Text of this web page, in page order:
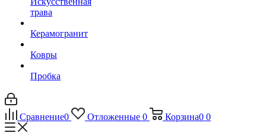
трава
Керамогранит
Ковры
Пробка
Сравнение0 Отложенные 0 Корзина0 0